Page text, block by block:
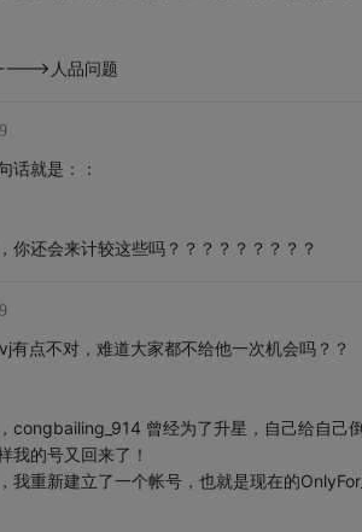
>人品问题
话就是：：
你还会来计较这些吗？？？？？？？？？
有点不对，难道大家都不给他一次机会吗？？
congbailing_914 曾经为了升星，自己给自己
我的号又回来了！
我重新建立了一个帐号，也就是现在的